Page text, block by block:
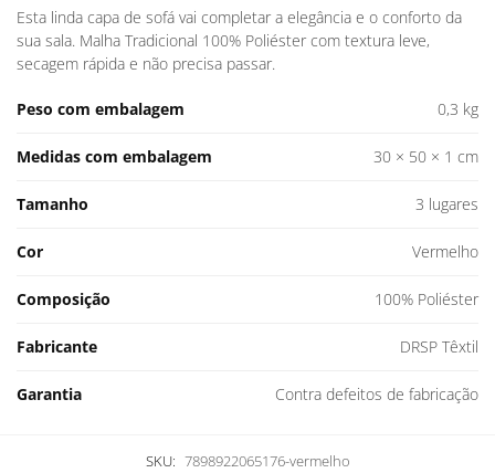
Esta linda capa de sofá vai completar a elegância e o conforto da
sua sala. Malha Tradicional 100% Poliéster com textura leve,
secagem rápida e não precisa passar.
Peso com embalagem 0,3 kg
Medidas com embalagem 30 × 50 × 1 cm
Tamanho 3 lugares
Cor Vermelho
Composição 100% Poliéster
Fabricante DRSP Têxtil
Garantia Contra defeitos de fabricação
SKU: 7898922065176-vermelho